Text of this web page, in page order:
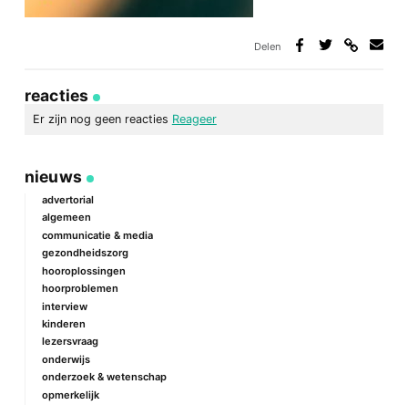
Delen
reacties
Er zijn nog geen reacties Reageer
Je e-mailadres wordt niet gepubliceerd.
gemarkeerd met
*
Naam*
nieuws
advertorial
algemeen
communicatie & media
gezondheidszorg
hooroplossingen
hoorproblemen
interview
kinderen
lezersvraag
onderwijs
onderzoek & wetenschap
opmerkelijk